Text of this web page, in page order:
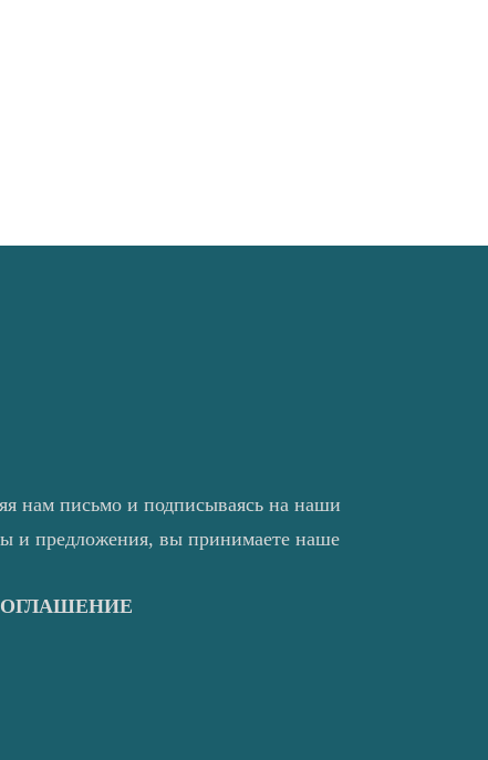
нам письмо и подписываясь на наши
и предложения, вы принимаете наше